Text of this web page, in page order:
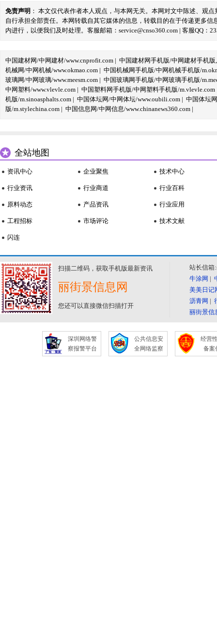
免责声明 ： 本文仅代表作者本人观点，与本网无关。本网对文中陈述、观
自行承担全部责任。本网转载自其它媒体的信息，转载目的在于传递更多
内进行，以便我们及时处理。客服邮箱：service@cnso360.com | 客服QQ：
中国建材网/中网建材/www.cnprofit.com | 中国建材网手机版/中网建材手机版
机械网/中网机械/www.okmao.com | 中国机械网手机版/中网机械手机版/
玻璃网/中网玻璃/www.meesm.com | 中国玻璃网手机版/中网玻璃手机版/
中网塑料/www.vlevle.com | 中国塑料网手机版/中网塑料手机版/m.vlevle.com
机版/m.sinoasphalts.com | 中国体坛网/中网体坛/www.oubili.com | 中国体坛
版/m.stylechina.com | 中国信息网/中网信息/www.chinanews360.com |
全站地图
资讯中心
行业资讯
原料动态
工程招标
企业聚焦
行业商道
产品资讯
市场评论
技术中心
行业百科
行业应用
技术文献
闪连
扫描二维码，获取手机版最新资讯
丽街景信息网
您还可以直接微信扫描打开
站长信箱
牛涂网 |
美美日记
沥青网 |
丽街景信
深圳网络警
察报警平台
公共信息安
全网络监察
经营
备案